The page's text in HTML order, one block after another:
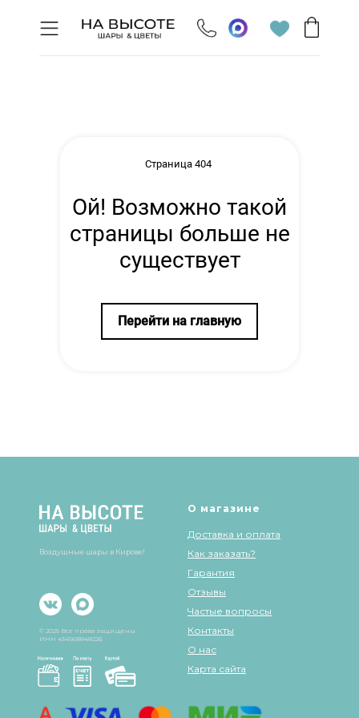
Ой! Возможно такой
страницы больше не
существует
Перейти на главную
Страница 404
О магазине
Доставка и оплата
© 2025 Все права защищены
Как заказать?
Гарантия
Отзывы
Частые вопросы
Контакты
О нас
ИНН 434568848226
Карта сайта
Воздушные шары в Кирове!